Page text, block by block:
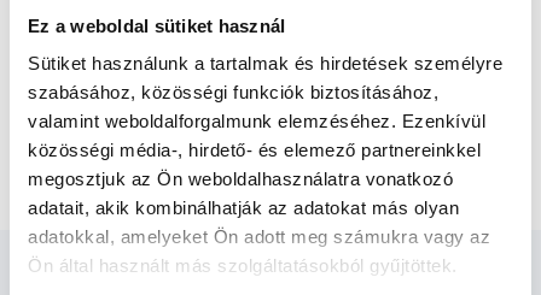
Ez a weboldal sütiket használ
Sütiket használunk a tartalmak és hirdetések személyre
szabásához, közösségi funkciók biztosításához,
valamint weboldalforgalmunk elemzéséhez. Ezenkívül
közösségi média-, hirdető- és elemező partnereinkkel
megosztjuk az Ön weboldalhasználatra vonatkozó
adatait, akik kombinálhatják az adatokat más olyan
adatokkal, amelyeket Ön adott meg számukra vagy az
Ön által használt más szolgáltatásokból gyűjtöttek.
és szakorvosjelölt esetén.
Főoldal Fogszabályozó szakorvos
Kivehető készülék ellenőrzése / állítása